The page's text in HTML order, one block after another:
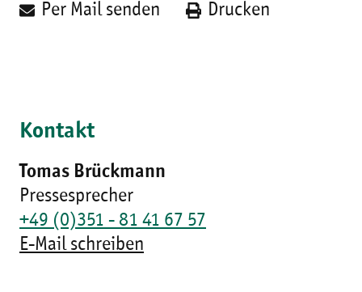
Per Mail senden Drucken
Kontakt
Tomas Brückmann
Pressesprecher
+49 (0)351 - 81 41 67 57
E-Mail schreiben